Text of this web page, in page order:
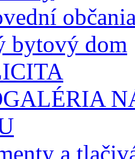
bytový dom
a